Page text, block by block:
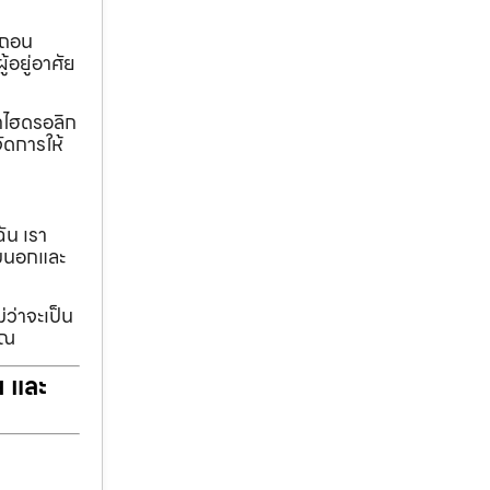
อน
อยู่อาศัย
ฮดรอลิก
การให้
เรา
อกและ
าจะเป็น
ละ